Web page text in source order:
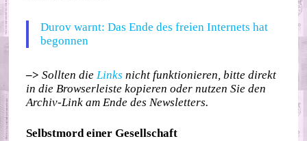
Durov warnt: Das Ende des freien Internets hat
begonnen
–> Sollten die Links nicht funktionieren, bitte direkt
in die Browserleiste kopieren oder nutzen Sie den
Archiv-Link am Ende des Newsletters.
Selbstmord einer Gesellschaft